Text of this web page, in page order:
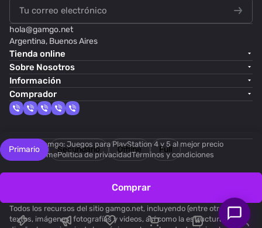
Primario Secundario Offline Full
Comprar
hola@gamgo.net
Argentina, Buenos Aires
Tienda online
Sobre Nosotros
Información
Comprador
© 2026 Gamgo: Juegos para PlayStation 4 y 5 al mejor precio
Dark themePolítica de privacidadTérminos y condiciones
tecnologías de recomendación
Todos los recursos del sitio gamgo.net, incluyendo (entre otros)
textos, imágenes, fotografías y videos, así como la estructura, el